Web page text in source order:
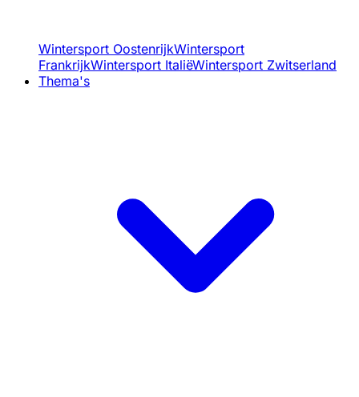
Wintersport OostenrijkWintersport
FrankrijkWintersport ItaliëWintersport Zwitserland
Thema's